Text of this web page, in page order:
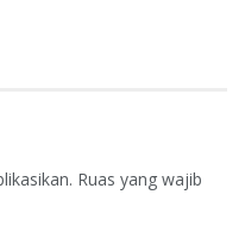
Ruas yang wajib